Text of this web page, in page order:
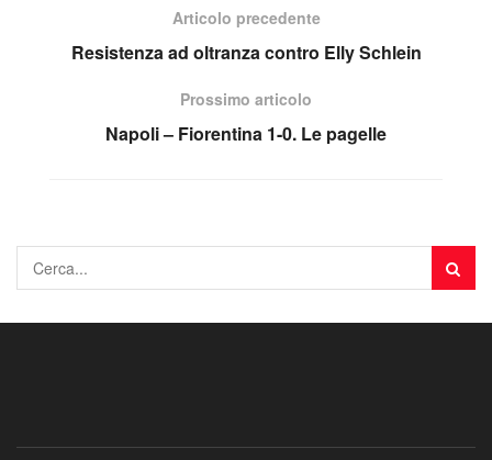
Articolo precedente
Resistenza ad oltranza contro Elly Schlein
Prossimo articolo
Napoli – Fiorentina 1-0. Le pagelle